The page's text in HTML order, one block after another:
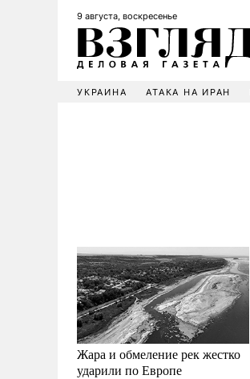
9 августа, воскресенье
УКРАИНА АТАКА НА ИРАН
Жара и обмеление рек жестко
ударили по Европе